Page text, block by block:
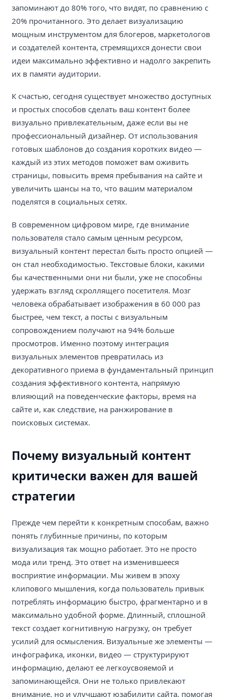
запоминают до 80% того, что видят, по сравнению с
20% прочитанного. Это делает визуализацию
мощным инструментом для блогеров, маркетологов
и создателей контента, стремящихся донести свои
идеи максимально эффективно и надолго закрепить
их в памяти аудитории.
К счастью, сегодня существует множество доступных
и простых способов сделать ваш контент более
визуально привлекательным, даже если вы не
профессиональный дизайнер. От использования
готовых шаблонов до создания коротких видео —
каждый из этих методов поможет вам оживить
страницы, повысить время пребывания на сайте и
увеличить шансы на то, что вашим материалом
поделятся в социальных сетях.
В современном цифровом мире, где внимание
пользователя стало самым ценным ресурсом,
визуальный контент перестал быть просто опцией —
он стал необходимостью. Текстовые блоки, какими
бы качественными они ни были, уже не способны
удержать взгляд скроллящего посетителя. Мозг
человека обрабатывает изображения в 60 000 раз
быстрее, чем текст, а посты с визуальным
сопровождением получают на 94% больше
просмотров. Именно поэтому интеграция
визуальных элементов превратилась из
декоративного приема в фундаментальный принцип
создания эффективного контента, напрямую
влияющий на поведенческие факторы, время на
сайте и, как следствие, на ранжирование в
поисковых системах.
Почему визуальный контент
критически важен для вашей
стратегии
Прежде чем перейти к конкретным способам, важно
понять глубинные причины, по которым
визуализация так мощно работает. Это не просто
мода или тренд. Это ответ на изменившееся
восприятие информации. Мы живем в эпоху
клипового мышления, когда пользователь привык
потреблять информацию быстро, фрагментарно и в
максимально удобной форме. Длинный, сплошной
текст создает когнитивную нагрузку, он требует
усилий для осмысления. Визуальные же элементы —
инфографика, иконки, видео — структурируют
информацию, делают ее легкоусвояемой и
запоминающейся. Они не только привлекают
внимание, но и улучшают юзабилити сайта, помогая